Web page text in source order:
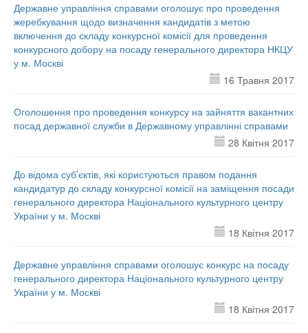
Державне управління справами оголошує про проведення
жеребкування щодо визначення кандидатів з метою
включення до складу конкурсної комісії для проведення
конкурсного добору на посаду генерального директора НКЦУ
у м. Москві
16 Травня 2017
Оголошення про проведення конкурсу на зайняття вакантних
посад державної служби в Державному управлінні справами
28 Квітня 2017
До відома суб’єктів, які користуються правом подання
кандидатур до складу конкурсної комісії на заміщення посади
генерального директора Національного культурного центру
України у м. Москві
18 Квітня 2017
Державне управління справами оголошує конкурс на посаду
генерального директора Національного культурного центру
України у м. Москві
18 Квітня 2017